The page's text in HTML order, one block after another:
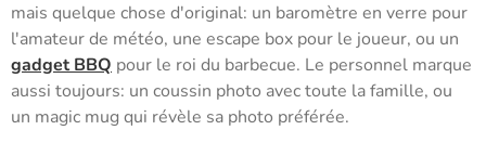
mais quelque chose d'original: un baromètre en verre pour
l'amateur de météo, une escape box pour le joueur, ou un
gadget BBQ pour le roi du barbecue. Le personnel marque
aussi toujours: un coussin photo avec toute la famille, ou
un magic mug qui révèle sa photo préférée.